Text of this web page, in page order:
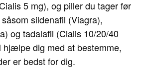
5 mg), og piller du tager før
sildenafil (Viagra),
og tadalafil (Cialis 10/20/40
dig med at bestemme,
er bedst for dig.